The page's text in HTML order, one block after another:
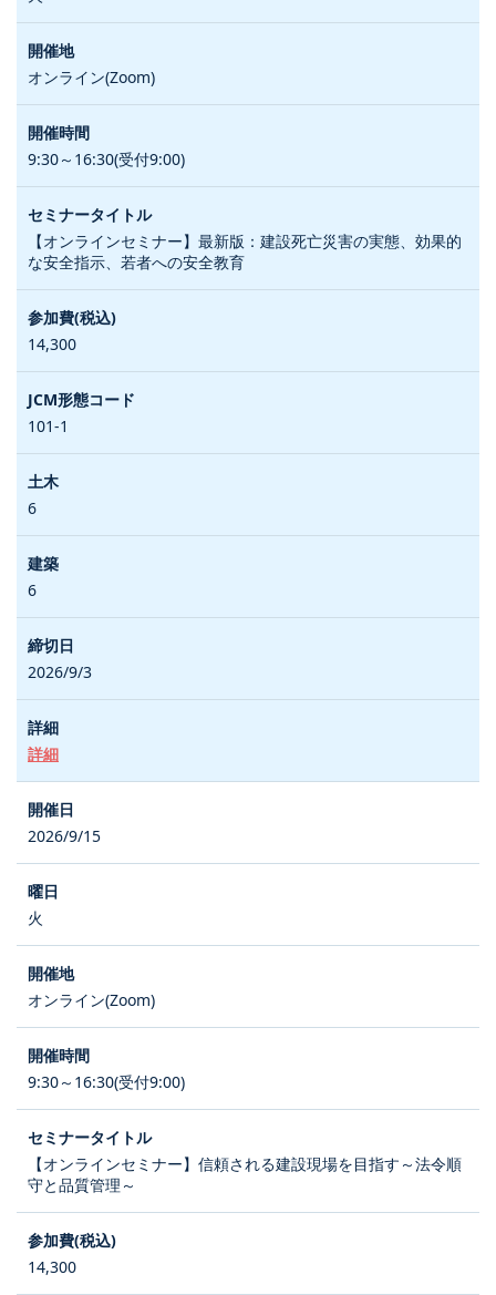
オンライン(Zoom)
9:30～16:30(受付9:00)
【オンラインセミナー】最新版：建設死亡災害の実態、効果的
な安全指示、若者への安全教育
14,300
101-1
6
6
2026/9/3
詳細
2026/9/15
火
オンライン(Zoom)
9:30～16:30(受付9:00)
【オンラインセミナー】信頼される建設現場を目指す～法令順
守と品質管理～
14,300